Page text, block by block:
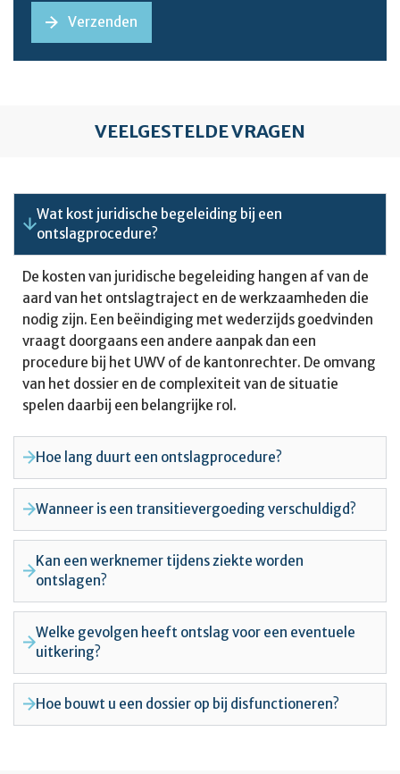
VEELGESTELDE VRAGEN
Wat kost juridische begeleiding bij een
ontslagprocedure?
De kosten van juridische begeleiding hangen af van de
aard van het ontslagtraject en de werkzaamheden die
nodig zijn. Een beëindiging met wederzijds goedvinden
vraagt doorgaans een andere aanpak dan een
procedure bij het UWV of de kantonrechter. De omvang
van het dossier en de complexiteit van de situatie
spelen daarbij een belangrijke rol.
Hoe lang duurt een ontslagprocedure?
Wanneer is een transitievergoeding verschuldigd?
Kan een werknemer tijdens ziekte worden
ontslagen?
Welke gevolgen heeft ontslag voor een eventuele
uitkering?
Hoe bouwt u een dossier op bij disfunctioneren?